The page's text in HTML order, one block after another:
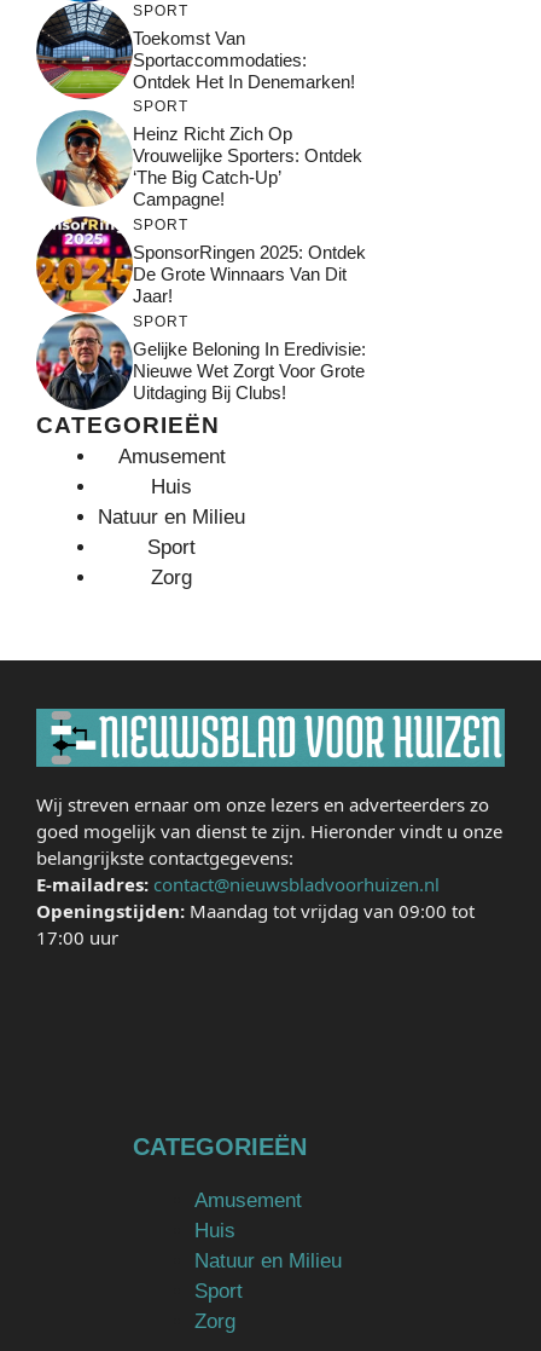
SPORT
Toekomst Van
Sportaccommodaties:
Ontdek Het In Denemarken!
SPORT
Heinz Richt Zich Op
Vrouwelijke Sporters: Ontdek
‘The Big Catch-Up’
Campagne!
SPORT
SponsorRingen 2025: Ontdek
De Grote Winnaars Van Dit
Jaar!
SPORT
Gelijke Beloning In Eredivisie:
Nieuwe Wet Zorgt Voor Grote
Uitdaging Bij Clubs!
CATEGORIEËN
Amusement
Huis
Natuur en Milieu
Sport
Zorg
Wij streven ernaar om onze lezers en adverteerders zo
goed mogelijk van dienst te zijn. Hieronder vindt u onze
belangrijkste contactgegevens:
E-mailadres: contact@nieuwsbladvoorhuizen.nl
Openingstijden: Maandag tot vrijdag van 09:00 tot
17:00 uur
CATEGORIEËN
Amusement
Huis
Natuur en Milieu
Sport
Zorg